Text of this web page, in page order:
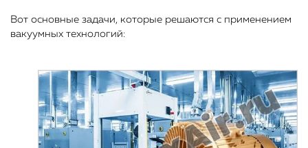
Вот основные задачи, которые решаются с применением
вакуумных технологий: